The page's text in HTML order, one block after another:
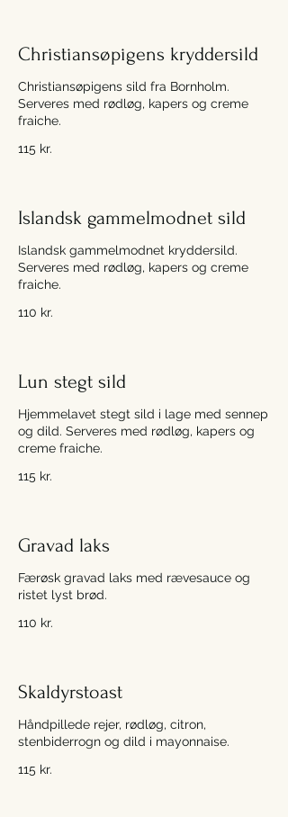
Christiansøpigens kryddersild
Christiansøpigens sild fra Bornholm.
Serveres med rødløg, kapers og creme
fraiche.
115 kr.
Islandsk gammelmodnet sild
Islandsk gammelmodnet kryddersild.
Serveres med rødløg, kapers og creme
fraiche.
110 kr.
Lun stegt sild
Hjemmelavet stegt sild i lage med sennep
og dild. Serveres med rødløg, kapers og
creme fraiche.
115 kr.
Gravad laks
Færøsk gravad laks med rævesauce og
ristet lyst brød.
110 kr.
Skaldyrstoast
Håndpillede rejer, rødløg, citron,
stenbiderrogn og dild i mayonnaise.
115 kr.